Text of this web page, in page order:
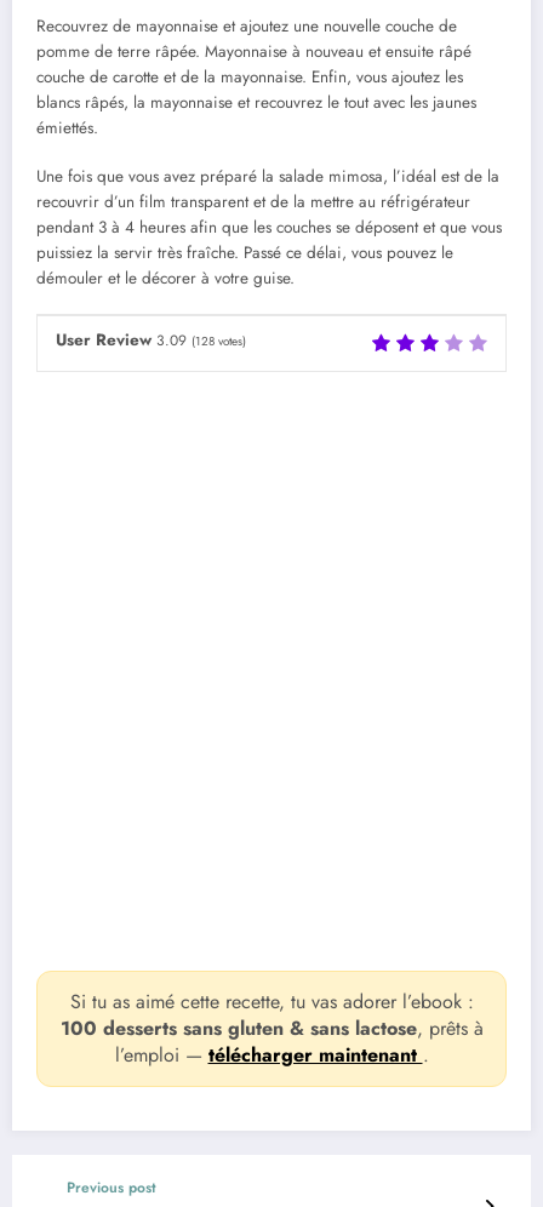
Recouvrez de mayonnaise et ajoutez une nouvelle couche de
pomme de terre râpée. Mayonnaise à nouveau et ensuite râpé
couche de carotte et de la mayonnaise. Enfin, vous ajoutez les
blancs râpés, la mayonnaise et recouvrez le tout avec les jaunes
émiettés.
Une fois que vous avez préparé la salade mimosa, l’idéal est de la
recouvrir d’un film transparent et de la mettre au réfrigérateur
pendant 3 à 4 heures afin que les couches se déposent et que vous
puissiez la servir très fraîche. Passé ce délai, vous pouvez le
démouler et le décorer à votre guise.
User Review 3.09 (128 votes)
Si tu as aimé cette recette, tu vas adorer l’ebook :
100 desserts sans gluten & sans lactose, prêts à
l’emploi — télécharger maintenant .
Previous post